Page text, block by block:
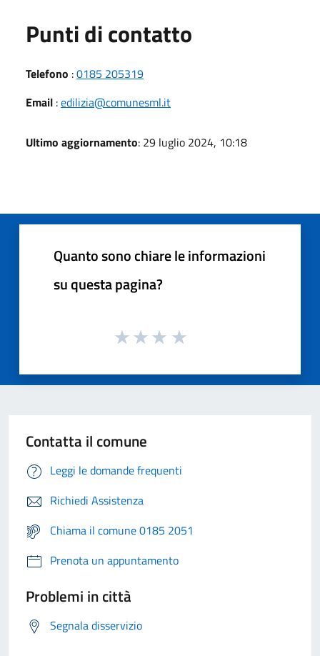
Punti di contatto
Telefono :0185 205319
Email :edilizia@comunesml.it
Ultimo aggiornamento: 29 luglio 2024, 10:18
Quanto sono chiare le informazioni
su questa pagina?
Contatta il comune
Leggi le domande frequenti
Richiedi Assistenza
Chiama il comune 0185 2051
Prenota un appuntamento
Problemi in città
Segnala disservizio